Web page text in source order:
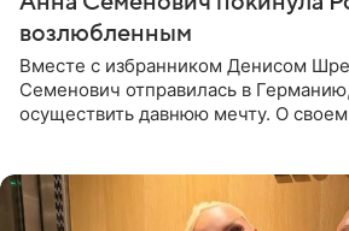
возлюбленным
Вместе с избранником Денисом
Семенович отправилась в
осуществить давнюю мечту. О